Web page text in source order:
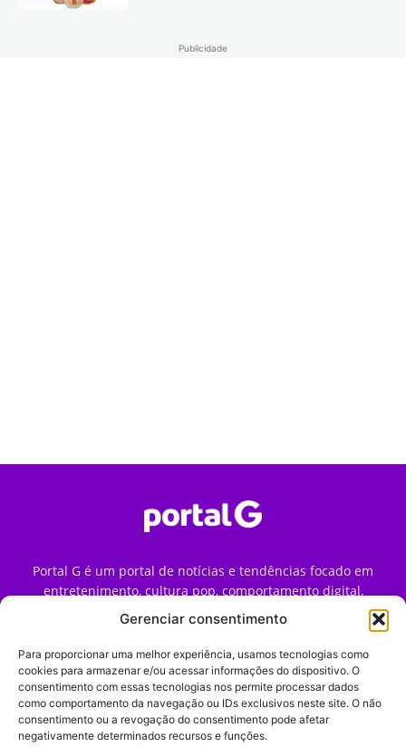
Gerenciar consentimento
Para proporcionar uma melhor experiência, usamos tecnologias como
cookies para armazenar e/ou acessar informações do dispositivo. O
consentimento com essas tecnologias nos permite processar dados
como comportamento da navegação ou IDs exclusivos neste site. O não
consentimento ou a revogação do consentimento pode afetar
negativamente determinados recursos e funções.
Publicidade
Portal G é um portal de notícias e tendências focado em
entretenimento, cultura pop, comportamento digital,
streaming, games e iniciativas de marca que impactam a
forma como o público vive e consome internet no Brasil.
Contato:contato@portalg.com.br